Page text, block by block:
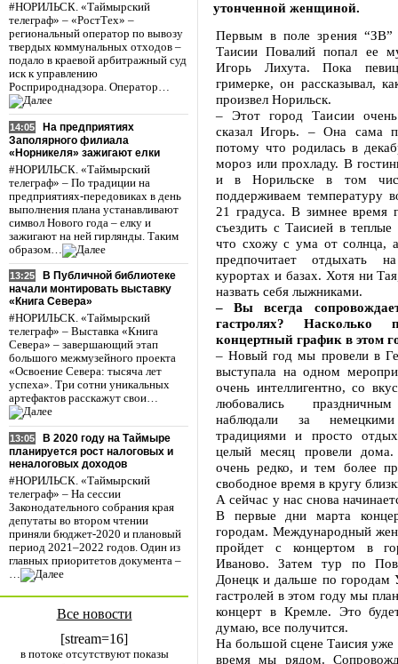
#НОРИЛЬСК. «Таймырский
телеграф» – «РостТех» –
региональный оператор по вывозу
твердых коммунальных отходов –
подало в краевой арбитражный суд
иск к управлению
Росприроднадзора. Оператор…
14:05
На предприятиях
Заполярного филиала
«Норникеля» зажигают елки
#НОРИЛЬСК. «Таймырский
телеграф» – По традиции на
предприятиях-передовиках в день
выполнения плана устанавливают
символ Нового года – елку и
зажигают на ней гирлянды. Таким
образом…
13:25
В Публичной библиотеке
начали монтировать выставку
«Книга Севера»
#НОРИЛЬСК. «Таймырский
телеграф» – Выставка «Книга
Севера» – завершающий этап
большого межмузейного проекта
«Освоение Севера: тысяча лет
успеха». Три сотни уникальных
артефактов расскажут свои…
13:05
В 2020 году на Таймыре
планируется рост налоговых и
неналоговых доходов
#НОРИЛЬСК. «Таймырский
телеграф» – На сессии
Законодательного собрания края
депутаты во втором чтении
приняли бюджет-2020 и плановый
период 2021–2022 годов. Один из
главных приоритетов документа –
…
Все новости
[stream=16]
в потоке отсутствуют показы
утонченной женщиной.
Первым в поле зрения “ЗВ”
Таисии Повалий попал ее
Игорь Лихута. Пока
гримерке, он рассказывал,
произвел Норильск.
– Этот город Таисии
сказал Игорь. – Она сама
потому что родилась в
мороз или прохладу. В
и в Норильске в том
поддерживаем температуру
21 градуса. В зимнее время
съездить с Таисией в
что схожу с ума от солнца,
предпочитает отдыхать
курортах и базах. Хотя ни
назвать себя лыжниками.
– Вы всегда
гастролях? Насколько
концертный график в этом
– Новый год мы провели в
выступала на одном
очень интеллигентно, со
любовались
наблюдали за
традициями и просто
целый месяц провели дома.
очень редко, и тем более
свободное время в кругу
А сейчас у нас снова
В первые дни марта
городам. Международный
пройдет с концертом в
Иваново. Затем тур по
Донецк и дальше по городам
гастролей в этом году мы
концерт в Кремле. Это
думаю, все получится.
На большой сцене Таисия уже
время мы рядом.